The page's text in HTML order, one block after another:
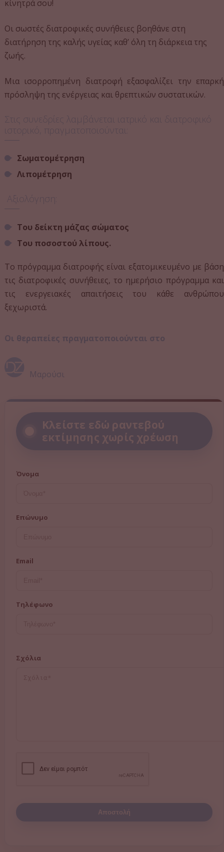
Αντιγήρανση
Skin booster
PDRN Ματιών Και Προσώπου (Ενέσιμη
Σύσφιξη
Θεραπεία Σύσφιξης Οβάλ
Lift Therapy
Ραδιοσυχνότητες (RF) προσώπου
Λιποδιάλυση Προσώπου (Διπλοσάγονο)
Extra Θεραπείες
Lip Booster
Lash Lift
Αποτρίχωση
Ουλές και ραγάδες
Εφηλίδες - Κηλίδες σώματος - Δυσχρωμίες
Θηλώματα - Σπίλοι - Υπερκερατώσεις -
Μυρμηγκιές
Σώμα
Μεσοθεραπεία Λιποδιάλυσης
iM - FiT
Ραδιοσυχνότητες (RF) Σώματος
Διατροφολογία - Διαιτολογία
Δερματολογία
HIFU
Τα Κέντρα
κίνητρά σου!
Οι σωστές διατροφικές συνήθειες βοηθάνε στη
διατήρηση της καλής υγείας καθ’ όλη τη διάρκεια της
ζωής.
Μια ισορροπημένη διατροφή εξασφαλίζει την επαρκή
πρόσληψη της ενέργειας και θρεπτικών συστατικών.
Στις συνεδρίες λαμβάνεται ιατρικό και διατροφικό
ιστορικό, πραγματοποιούνται:
Σωματομέτρηση
Λιπομέτρηση
Αξιολόγηση:
Tου δείκτη μάζας σώματος
Tου ποσοστού λίπους.
Το πρόγραμμα διατροφής είναι εξατομικευμένο με βάση
τις διατροφικές συνήθειες, το ημερήσιο πρόγραμμα και
τις ενεργειακές απαιτήσεις του κάθε ανθρώπου
ξεχωριστά.
Οι θεραπείες πραγματοποιούνται στο
Μαρούσι
Κλείστε εδώ ραντεβού
εκτίμησης χωρίς χρέωση
Όνομα
Επώνυμο
Email
Τηλέφωνο
Σχόλια
Αποστολή